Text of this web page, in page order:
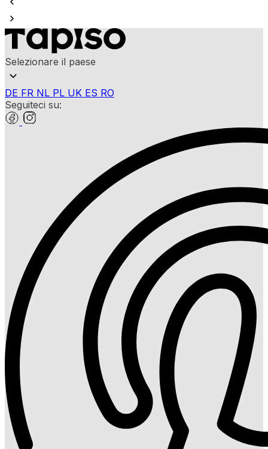
Selezionare il paese
DE FR NL PL UK ES RO
Seguiteci su: